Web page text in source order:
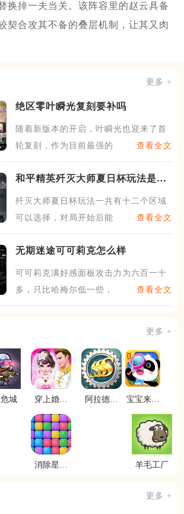
换掉一夫当关。该阵容里的赵云具备
契合攻其不备的叠层机制，让其又肉
更多 +
绝区零叶瞬光复刻要补吗
随着新版本的开启，叶瞬光也迎来了首
轮复刻，作为目前最强的物理
查看全文
和平精英歼灭大师夏日杯玩法是什
歼灭大师夏日杯玩法一共有十二个区域
可以选择，对局开始后能任选
查看全文
无期迷途​可可莉克怎么样
可可莉克满好感面板攻击力为六百一十
多，只比哈梅尔低一些，不过
查看全文
更多 +
城
穿上婚纱
娘
阿拉德大
宝宝来找
消除星星
羊毛工厂
更多 +